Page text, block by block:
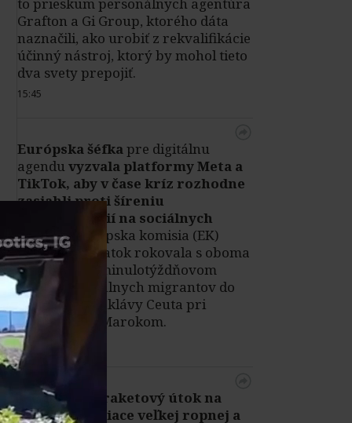
Grafton a Gi Group, ktorého dáta
naznačili, ako urobiť z rekvalifikácie
účinný nástroj, ktorý by mohol tieto
dva svety prepojiť.
15:45
Európska šéfkapre digitálnu
agendu vyzvala platformy Meta a
TikTok, aby v čase kríz rozhodne
zasiahli proti šíreniu
dezinformácií na sociálnych
sieťach. Európska komisia (EK)
podľa nej v piatok rokovala s oboma
službami po minulotýždňovom
príleve nelegálnych migrantov do
španielskej enklávy Ceuta pri
hraniciach s Marokom.
Čítať viac
Irán spustil raketový útok na
plavidlo patriace veľkej ropnej a